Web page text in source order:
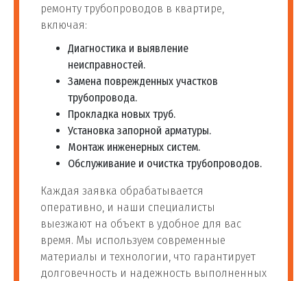
ремонту трубопроводов в квартире,
включая:
Диагностика и выявление
неисправностей.
Замена поврежденных участков
трубопровода.
Прокладка новых труб.
Установка запорной арматуры.
Монтаж инженерных систем.
Обслуживание и очистка трубопроводов.
Каждая заявка обрабатывается
оперативно, и наши специалисты
выезжают на объект в удобное для вас
время. Мы используем современные
материалы и технологии, что гарантирует
долговечность и надежность выполненных